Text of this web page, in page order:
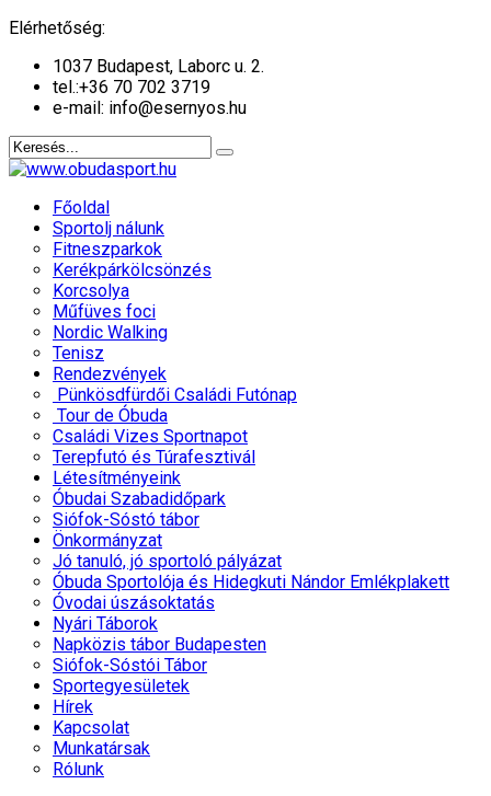
Elérhetőség:
1037 Budapest, Laborc u. 2.
tel.:+36 70 702 3719
e-mail: info@esernyos.hu
Főoldal
Sportolj nálunk
Fitneszparkok
Kerékpárkölcsönzés
Korcsolya
Műfüves foci
Nordic Walking
Tenisz
Rendezvények
Pünkösdfürdői Családi Futónap
Tour de Óbuda
Családi Vizes Sportnapot
Terepfutó és Túrafesztivál
Létesítményeink
Óbudai Szabadidőpark
Siófok-Sóstó tábor
Önkormányzat
Jó tanuló, jó sportoló pályázat
Óbuda Sportolója és Hidegkuti Nándor Emlékplakett
Óvodai úszásoktatás
Nyári Táborok
Napközis tábor Budapesten
Siófok-Sóstói Tábor
Sportegyesületek
Hírek
Kapcsolat
Munkatársak
Rólunk
évhónap
évhónap